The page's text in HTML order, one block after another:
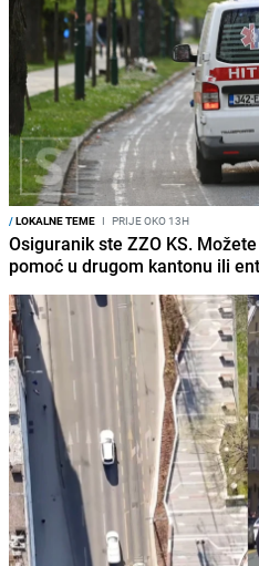
/LOKALNE TEME I PRIJE OKO 13H
Osiguranik ste ZZO KS.
pomoć u drugom kantonu ili